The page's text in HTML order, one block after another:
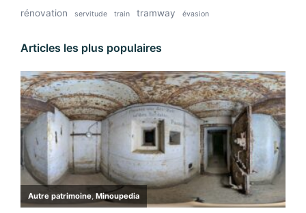
rénovation servitude train tramway évasion
Articles les plus populaires